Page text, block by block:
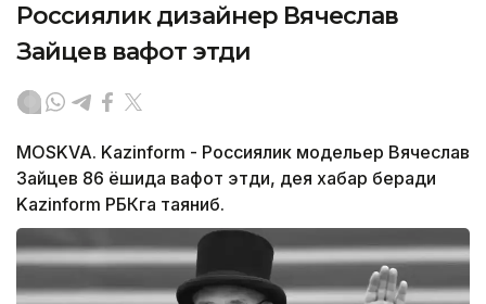
Россиялик дизайнер Вячеслав
Зайцев вафот этди
MOSKVA. Kazinform - Россиялик модельер Вячеслав
Зайцев 86 ёшида вафот этди, дея хабар беради
Kazinform РБКга таяниб.